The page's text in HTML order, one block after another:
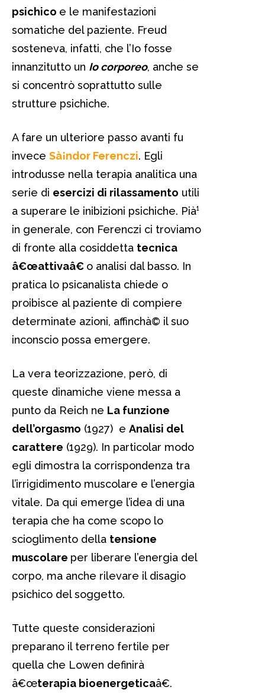
psichico e le manifestazioni
somatiche del paziente. Freud
sosteneva, infatti, che l’Io fosse
innanzitutto un Io corporeo, anche se
si concentrò soprattutto sulle
strutture psichiche.
A fare un ulteriore passo avanti fu
invece Sà¡ndor Ferenczi. Egli
introdusse nella terapia analitica una
serie di esercizi di rilassamento utili
a superare le inibizioni psichiche. Pià¹
in generale, con Ferenczi ci troviamo
di fronte alla cosiddetta tecnica
â€œattivaâ€ o analisi dal basso. In
pratica lo psicanalista chiede o
proibisce al paziente di compiere
determinate azioni, affinchà© il suo
inconscio possa emergere.
La vera teorizzazione, però, di
queste dinamiche viene messa a
punto da Reich ne La funzione
dell’orgasmo (1927) e Analisi del
carattere (1929). In particolar modo
egli dimostra la corrispondenza tra
l’irrigidimento muscolare e l’energia
vitale. Da qui emerge l’idea di una
terapia che ha come scopo lo
scioglimento della tensione
muscolare per liberare l’energia del
corpo, ma anche rilevare il disagio
psichico del soggetto.
Tutte queste considerazioni
preparano il terreno fertile per
quella che Lowen definirà
â€œterapia bioenergeticaâ€.